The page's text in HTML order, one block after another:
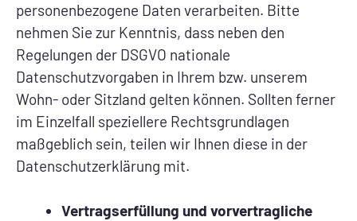
personenbezogene Daten verarbeiten. Bitte
nehmen Sie zur Kenntnis, dass neben den
Regelungen der DSGVO nationale
Datenschutzvorgaben in Ihrem bzw. unserem
Wohn- oder Sitzland gelten können. Sollten ferner
im Einzelfall speziellere Rechtsgrundlagen
maßgeblich sein, teilen wir Ihnen diese in der
Datenschutzerklärung mit.
Vertragserfüllung und vorvertragliche